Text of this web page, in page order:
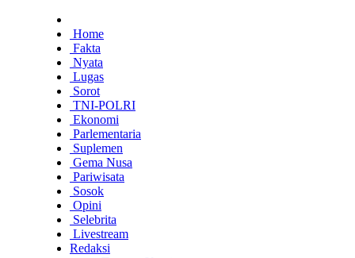
Home
Fakta
Nyata
Lugas
Sorot
TNI-POLRI
Ekonomi
Parlementaria
Suplemen
Gema Nusa
Pariwisata
Sosok
Opini
Selebrita
Livestream
Redaksi